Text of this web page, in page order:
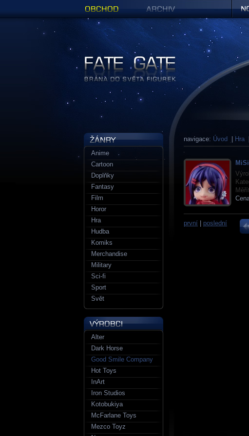
navigace: Úvod Hra
první poslední
Anime
Cartoon
Doplňky
Fantasy
Film
Horor
Hra
Hudba
Komiks
Merchandise
Military
Sci-fi
Sport
Svět
Alter
Dark Horse
Good Smile Company
Hot Toys
InArt
Iron Studios
Kotobukiya
McFarlane Toys
Mezco Toyz
Figurky a sošky | Fate Gate